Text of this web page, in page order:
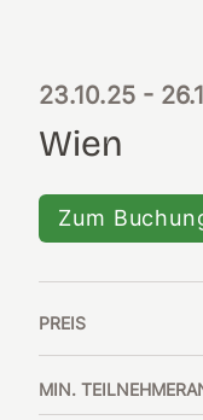
23.10.25 -
Wien
Zum
PREIS
MIN.